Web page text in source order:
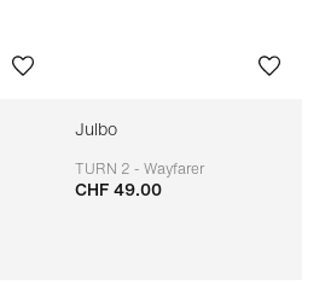
Julbo
TURN 2 - Wayfarer
Adaptable
CHF 49.00